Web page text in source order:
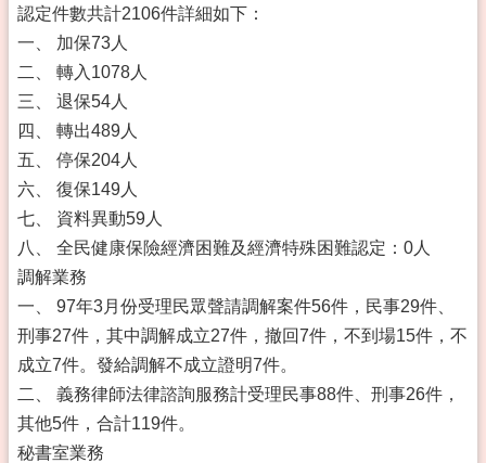
認定件數共計2106件詳細如下：
一、 加保73人
二、 轉入1078人
三、 退保54人
四、 轉出489人
五、 停保204人
六、 復保149人
七、 資料異動59人
八、 全民健康保險經濟困難及經濟特殊困難認定：0人
調解業務
一、 97年3月份受理民眾聲請調解案件56件，民事29件、
刑事27件，其中調解成立27件，撤回7件，不到場15件，不
成立7件。發給調解不成立證明7件。
二、 義務律師法律諮詢服務計受理民事88件、刑事26件，
其他5件，合計119件。
秘書室業務